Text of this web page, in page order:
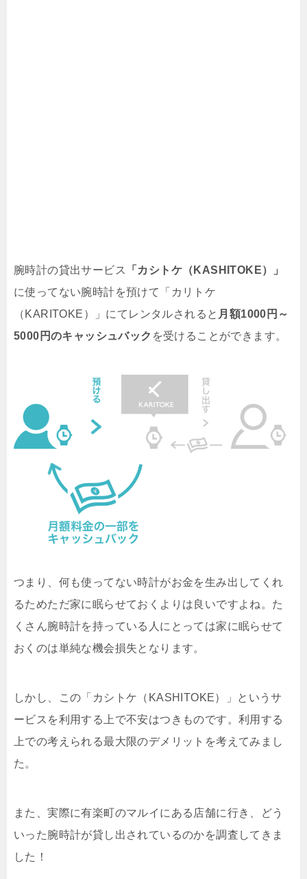
腕時計の貸出サービス
「カシトケ（KASHITOKE）」
に使ってない腕時計を預けて「カリトケ
（KARITOKE）」にてレンタルされると 月額1000円～
5000円のキャッシュバック を受けることができます。
つまり、何も使ってない時計がお金を生み出してくれ
るためただ家に眠らせておくよりは良いですよね。た
くさん腕時計を持っている人にとっては家に眠らせて
おくのは単純な機会損失となります。
しかし、この「カシトケ（KASHITOKE）」というサ
ービスを利用する上で不安はつきものです。利用する
上での考えられる最大限のデメリットを考えてみまし
た。
また、実際に有楽町のマルイにある店舗に行き、どう
いった腕時計が貸し出されているのかを調査してきま
した！